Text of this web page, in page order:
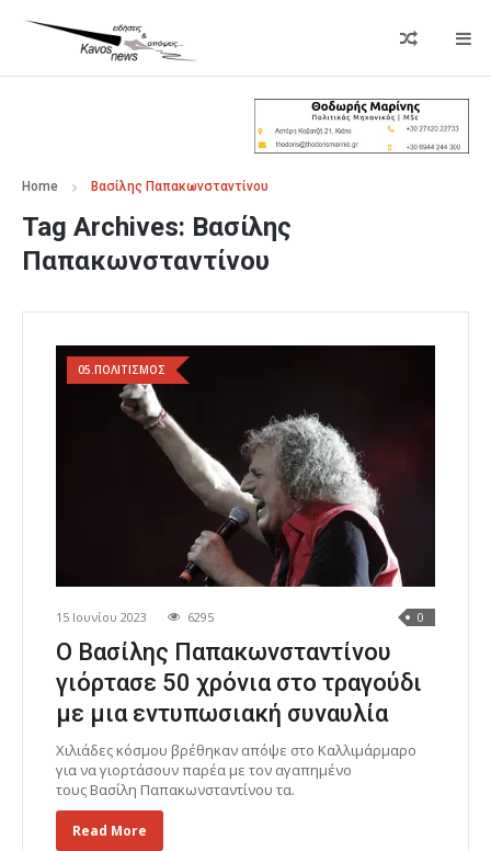
Home Βασίλης Παπακωνσταντίνου
Tag Archives: Βασίλης
Παπακωνσταντίνου
05.ΠΟΛΙΤΙΣΜΟΣ
15 Ιουνίου 2023 6295 0
Ο Βασίλης Παπακωνσταντίνου
γιόρτασε 50 χρόνια στο τραγούδι
με μια εντυπωσιακή συναυλία
Χιλιάδες κόσμου βρέθηκαν απόψε στο Καλλιμάρμαρο
για να γιορτάσουν παρέα με τον αγαπημένο
τους Βασίλη Παπακωνσταντίνου τα.
Read More